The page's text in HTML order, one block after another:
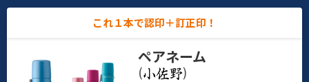
これ１本で認印＋訂正印！
ペアネーム
(
)